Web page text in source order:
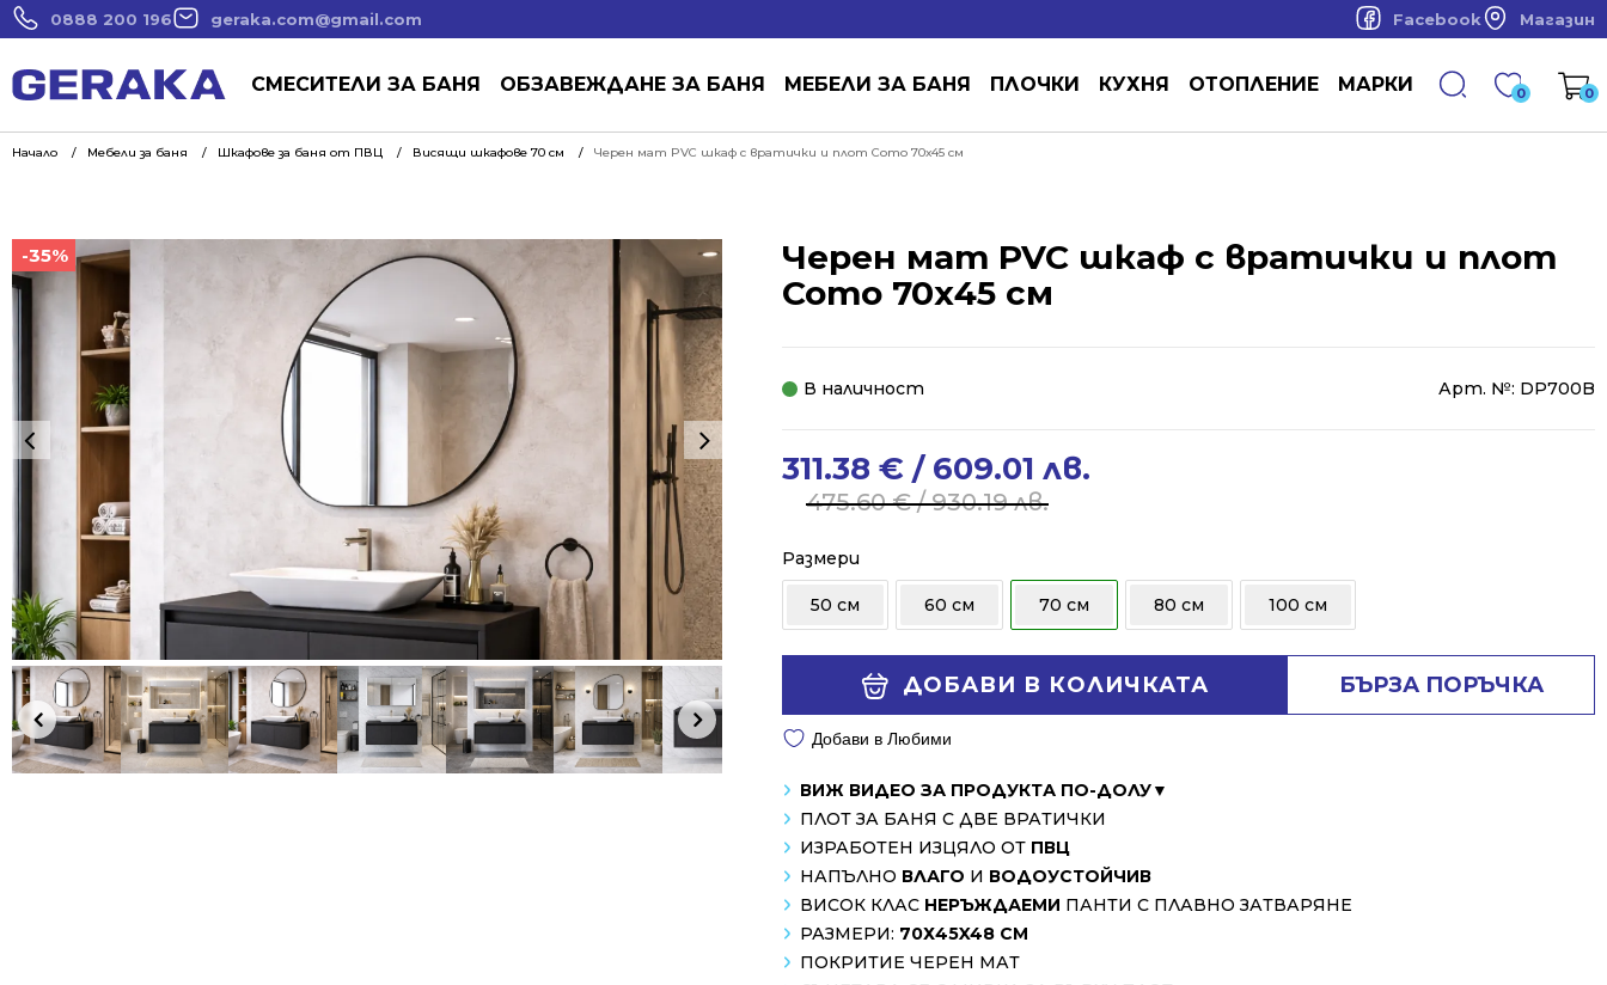
0888 200 196 geraka.com@gmail.com Facebook Магазин
СМЕСИТЕЛИ ЗА БАНЯ ОБЗАВЕЖДАНЕ ЗА БАНЯ МЕБЕЛИ ЗА БАНЯ ПЛОЧКИ КУХНЯ ОТОПЛЕНИЕ МАРКИ 0 0
Начало Мебели за баня Шкафове за баня от ПВЦ Висящи шкафове 70 см Черен мат PVC шкаф с вратички и плот Como 70х45 см
-35%
-35%
Черен мат PVC шкаф с вратички и плот
Como 70х45 см
В наличност Арт. №: DP700B
475.60€/ 930.19 лв.
Original
price
475.60 €
/
930.19 лв..
311.38 € / 609.01 лв.
Current
price
311.38 €
/
609.01 лв..
Размери
50 см 60 см 70 см 80 см 100 см
ДОБАВИ В КОЛИЧКАТА БЪРЗА ПОРЪЧКА
Добави в Любими
ВИЖ ВИДЕО ЗА ПРОДУКТА ПО-ДОЛУ▼
ПЛОТ ЗА БАНЯ С ДВЕ ВРАТИЧКИ
ИЗРАБОТЕН ИЗЦЯЛО ОТ ПВЦ
НАПЪЛНО ВЛАГО И ВОДОУСТОЙЧИВ
ВИСОК КЛАС НЕРЪЖДАЕМИ ПАНТИ С ПЛАВНО ЗАТВАРЯНЕ
РАЗМЕРИ: 70Х45X48 СМ
ПОКРИТИЕ ЧЕРЕН МАТ